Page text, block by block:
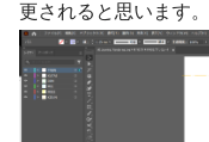
更されると思います。